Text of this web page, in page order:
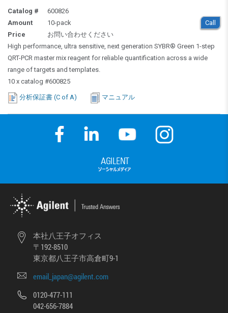
Catalog #
600826
Call
Amount
10-pack
Price
お問い合わせください
High performance, ultra sensitive, next generation SYBR® Green 1-step
QRT-PCR master mix reagent for reliable quantification across a wide
range of targets and templates.
10 x catalog #600825
分析保証書 (C of A) マニュアル
本社八王子オフィス
〒192-8510
東京都八王子市高倉町9-1
email_japan@agilent.com
0120-477-111
042-656-7884